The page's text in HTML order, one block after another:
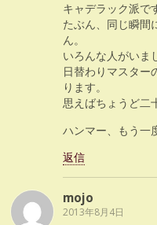
キャデラック派で
たぶん、同じ瞬間
ん。
いろんな人がいま
日替わりマスター
ります。
思えばちょうど二
ハンマー、もう一
返信
mojo
2013年8月4日